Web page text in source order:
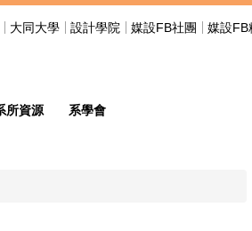
大同大學 設計學院 媒設FB社團 媒設FB
所資源 系學會